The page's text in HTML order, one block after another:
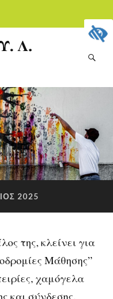
Λ.
2025
της, κλείνει για
Μάθησης”
χαμόγελα
και σύνδεσης.